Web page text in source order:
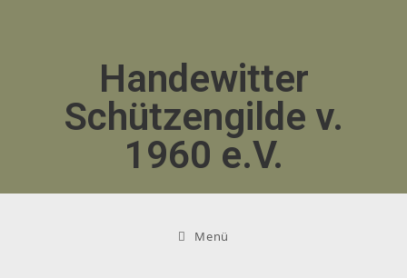
Handewitter
Schützengilde v.
1960 e.V.
Menü